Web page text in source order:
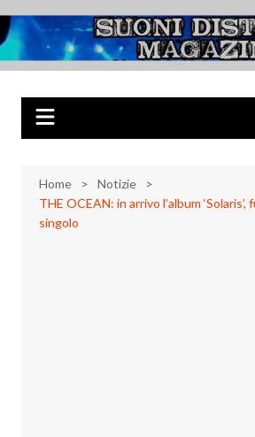
al
contenuto
Musica Rock, Metal, Punk e varie sonorità
Home
Notizie
THE OCEAN: in arrivo l’album ‘Solaris’,
singolo